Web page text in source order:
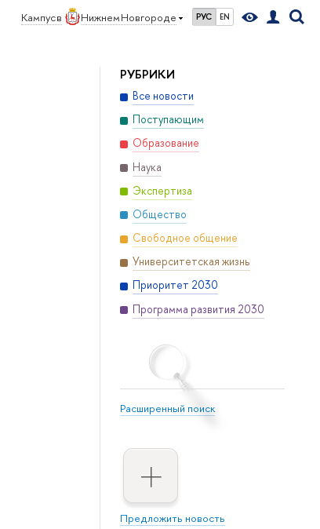
Кампус в Нижнем Новгороде РУС EN
РУБРИКИ
Все новости
Поступающим
Образование
Наука
Экспертиза
Общество
Свободное общение
Университетская жизнь
Приоритет 2030
Программа развития 2030
Расширенный поиск
Предложить новость